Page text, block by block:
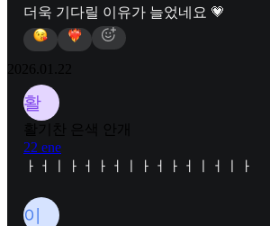
더욱 기다릴 이유가 늘었네요 💗
2026.01.22
활
활기찬 은색 안개
22 ene
ㅏㅓㅣㅏㅓㅏㅓㅣㅏㅓㅏㅓㅣㅓㅣㅏ
이